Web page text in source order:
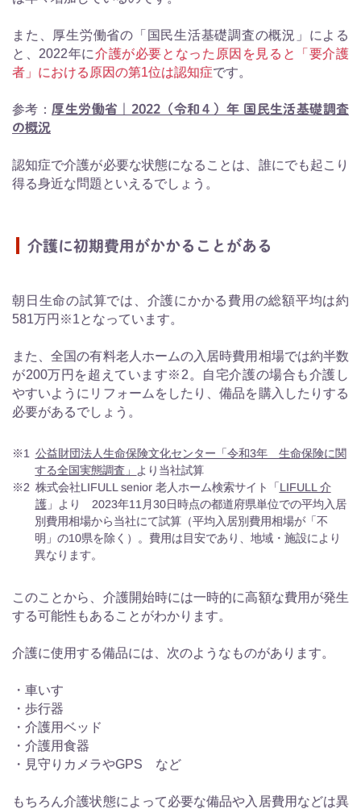
また、厚生労働省の「国民生活基礎調査の概況」による
と、2022年に介護が必要となった原因を見ると「要介護
者」における原因の第1位は認知症です。
参考： 厚生労働省｜2022（令和４）年 国民生活基礎調査
の概況
認知症で介護が必要な状態になることは、誰にでも起こり
得る身近な問題といえるでしょう。
介護に初期費用がかかることがある
朝日生命の試算では、介護にかかる費用の総額平均は約
581万円※1となっています。
また、全国の有料老人ホームの入居時費用相場では約半数
が200万円を超えています※2。自宅介護の場合も介護し
やすいようにリフォームをしたり、備品を購入したりする
必要があるでしょう。
※1 公益財団法人生命保険文化センター「令和3年 生命保険に関
する全国実態調査」 より当社試算
※2 株式会社LIFULL senior 老人ホーム検索サイト「 LIFULL 介
護」より 2023年11月30日時点の都道府県単位での平均入居
別費用相場から当社にて試算（平均入居別費用相場が「不
明」の10県を除く）。費用は目安であり、地域・施設により
異なります。
このことから、介護開始時には一時的に高額な費用が発生
する可能性もあることがわかります。
介護に使用する備品には、次のようなものがあります。
・車いす
・歩行器
・介護用ベッド
・介護用食器
・見守りカメラやGPS など
もちろん介護状態によって必要な備品や入居費用などは異